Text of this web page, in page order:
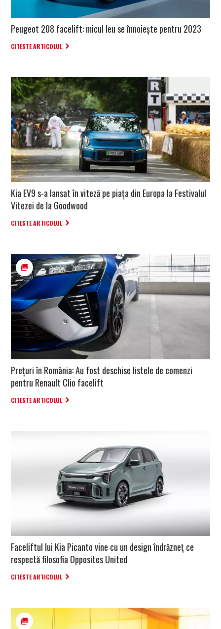
Peugeot 208 facelift: micul leu se înnoiește pentru 2023
CITESTE ARTICOLUL
Kia EV9 s-a lansat în viteză pe piața din Europa la Festivalul
Vitezei de la Goodwood
CITESTE ARTICOLUL
Prețuri în România: Au fost deschise listele de comenzi
pentru Renault Clio facelift
CITESTE ARTICOLUL
Faceliftul lui Kia Picanto vine cu un design îndrăzneț ce
respectă filosofia Opposites United
CITESTE ARTICOLUL